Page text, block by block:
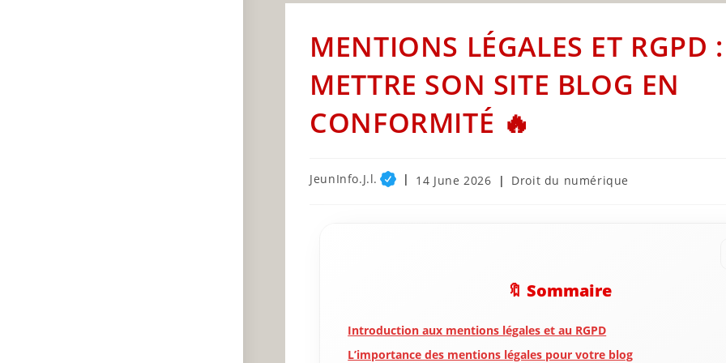
MENTIONS LÉGALES ET RGPD :
METTRE SON SITE BLOG EN
CONFORMITÉ 🔥
Post
JeunInfo.J.l.
Post
14 June 2026
Post
Droit du numérique
🔖 Sommaire
Introduction aux mentions légales et au RGPD
L’importance des mentions légales pour votre blog